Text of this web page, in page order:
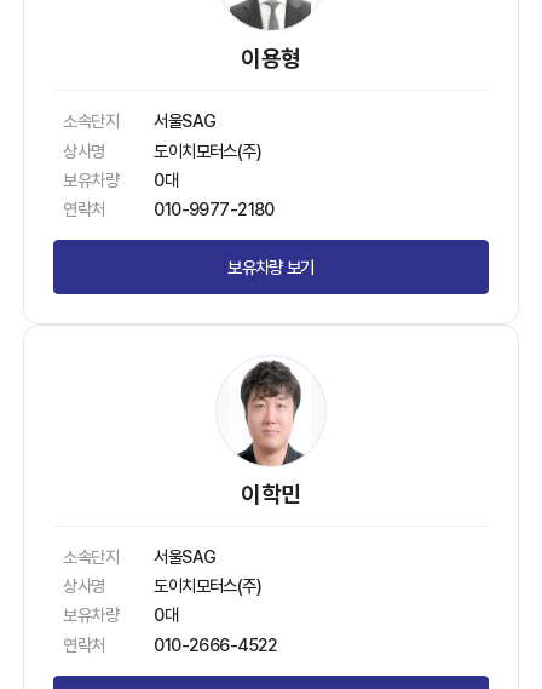
이용형
소속단지
서울SAG
상사명
도이치모터스(주)
보유차량
0대
연락처
010-9977-2180
보유차량 보기
이학민
소속단지
서울SAG
상사명
도이치모터스(주)
보유차량
0대
연락처
010-2666-4522